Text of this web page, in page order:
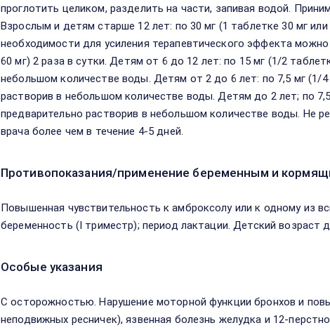
проглотить целиком, разделить на части, запивая водой.
Взрослым и детям старше 12 лет: по 30 мг (1 таблетке 30 мг
необходимости для усиления терапевтического эффекта
60 мг) 2 раза в сутки. Детям от 6 до 12 лет: по 15 мг (1/2
небольшом количестве воды. Детям от 2 до 6 лет: по 7,5 мг (1/4
растворив в небольшом количестве воды. Детям до 2 лет; по
предварительно растворив в небольшом количестве воды. Не
врача более чем в течение 4-5 дней.
Противопоказания/применение беременным и
Повышенная чувствительность к амброксолу или к одному из
беременность (I триместр); период лактации. Детский возраст
Особые указания
С осторожностью. Нарушение моторной функции бронхов и
неподвижных ресничек), язвенная болезнь желудка и 12-